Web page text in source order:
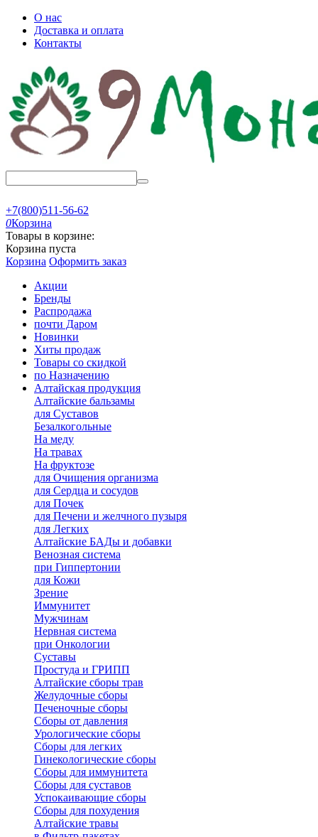
О нас
Доставка и оплата
Контакты
+7(800)511-56-62
0Корзина
Товары в корзине:
Корзина пуста
Корзина Оформить заказ
Акции
Бренды
Распродажа
почти Даром
Новинки
Хиты продаж
Товары со скидкой
по Назначению
Алтайская продукция
Алтайские бальзамы
для Суставов
Безалкогольные
На меду
На травах
На фруктозе
для Очищения организма
для Сердца и сосудов
для Почек
для Печени и желчного пузыря
для Легких
Алтайские БАДы и добавки
Венозная система
при Гиппертонии
для Кожи
Зрение
Иммунитет
Мужчинам
Нервная система
при Онкологии
Суставы
Простуда и ГРИПП
Алтайские сборы трав
Желудочные сборы
Печеночные сборы
Сборы от давления
Урологические сборы
Сборы для легких
Гинекологические сборы
Сборы для иммунитета
Сборы для суставов
Успокаивающие сборы
Сборы для похудения
Алтайские травы